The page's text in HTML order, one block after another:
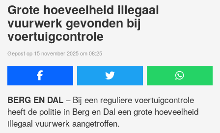
Grote hoeveelheid illegaal
vuurwerk gevonden bij
voertuigcontrole
Gepost op 15 november 2025 om 08:25
BERG EN DAL – Bij een reguliere voertuigcontrole
heeft de politie in Berg en Dal een grote hoeveelheid
illegaal vuurwerk aangetroffen.